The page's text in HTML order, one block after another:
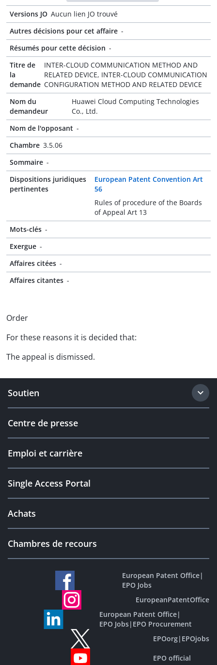
Versions JO Aucun lien JO trouvé
Autres décisions pour cet affaire -
Résumés pour cette décision -
Titre de
la
demande
INTER-CLOUD COMMUNICATION METHOD AND
RELATED DEVICE, INTER-CLOUD COMMUNICATION
CONFIGURATION METHOD AND RELATED DEVICE
Nom du
demandeur
Huawei Cloud Computing Technologies
Co., Ltd.
Nom de l'opposant -
Chambre 3.5.06
Sommaire -
Dispositions juridiques
pertinentes
European Patent Convention Art
56
Rules of procedure of the Boards
of Appeal Art 13
Mots-clés -
Exergue -
Affaires citées -
Affaires citantes -
Order
For these reasons it is decided that:
The appeal is dismissed.
Soutien
Centre de presse
Emploi et carrière
Single Access Portal
Achats
Chambres de recours
European Patent Office|
EPO Jobs
EuropeanPatentOffice
European Patent Office|
EPO Jobs| EPO Procurement
EPOorg| EPOjobs
EPO official